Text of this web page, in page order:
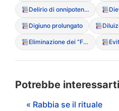
Delirio di onnipotenza (legato al digiuno)
Digiuno prolungato
Eliminazione dei “Fear Foods” (cibi proibiti)
Potrebbe interessarti
« Rabbia se il rituale